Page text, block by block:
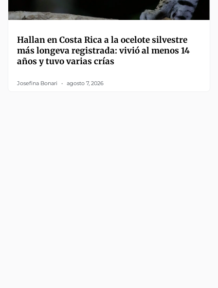
Hallan en Costa Rica a la ocelote silvestre
más longeva registrada: vivió al menos 14
años y tuvo varias crías
Josefina Bonari agosto 7, 2026